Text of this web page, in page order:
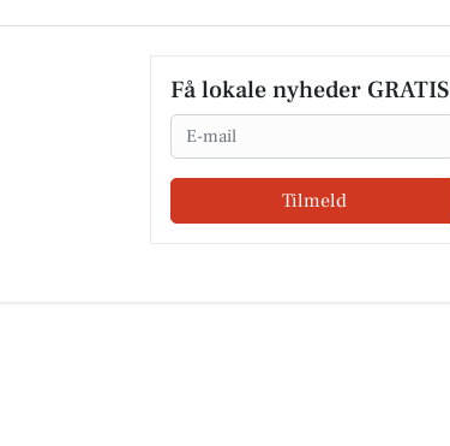
Få lokale nyheder GRATIS
Email
Tilmeld